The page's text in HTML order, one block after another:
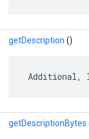
getDescription ()
Additional,
getDescriptionBytes